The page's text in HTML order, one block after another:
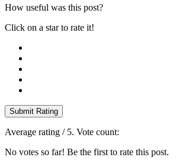
How useful was this post?
Click on a star to rate it!
Submit Rating
Average rating/ 5. Vote count:
No votes so far! Be the first to rate this